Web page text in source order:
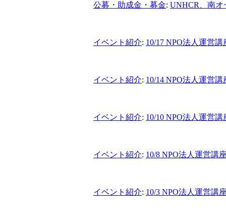
公募・助成金・募金: UNHCR、南オ
イベント紹介: 10/17 NPO法人運営
イベント紹介: 10/14 NPO法人運営
イベント紹介: 10/10 NPO法人運営
イベント紹介: 10/8 NPO法人運営
イベント紹介: 10/3 NPO法人運営